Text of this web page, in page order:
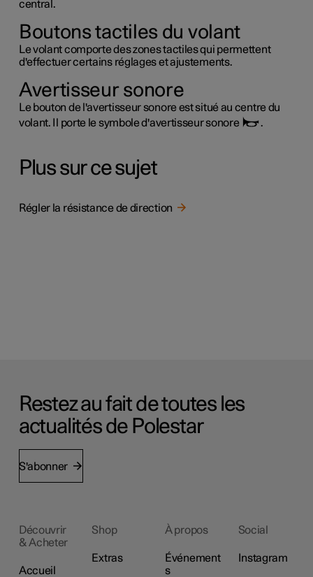
central.
Boutons tactiles du volant
Le volant comporte des zones tactiles qui permettent
d'effectuer certains réglages et ajustements.
Avertisseur sonore
Le bouton de l'avertisseur sonore est situé au centre du
volant. Il porte le symbole d'avertisseur sonore
.
Plus sur ce sujet
Régler la résistance de direction
Restez au fait de toutes les
actualités de Polestar
S'abonner
Découvrir
& Acheter
Accueil
Shop
Extras
À propos
Événement
s
Social
Instagram